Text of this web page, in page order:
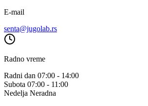
E-mail
senta@jugolab.rs
Radno vreme
Radni dan 07:00 - 14:00
Subota 07:00 - 11:00
Nedelja Neradna